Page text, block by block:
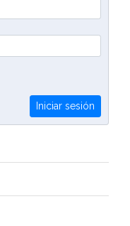
Iniciar sesión